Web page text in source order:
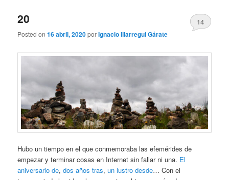
20
Posted on16 abril, 2020porIgnacio Illarregui Gárate
14
Hubo un tiempo en el que conmemoraba las efemérides de
empezar y terminar cosas en Internet sin fallar ni una. El
aniversario de,dos años tras,un lustro desde… Con el